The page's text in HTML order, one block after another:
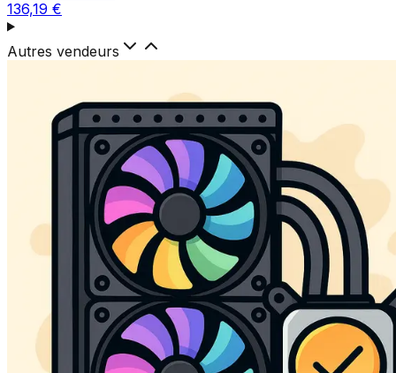
136,19 €
Autres vendeurs